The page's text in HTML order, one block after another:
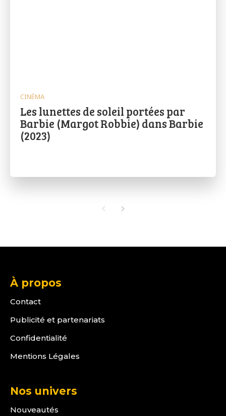
CINÉMA
Les lunettes de soleil portées par
Barbie (Margot Robbie) dans Barbie
(2023)
À propos
Contact
Publicité et partenariats
Confidentialité
Mentions Légales
Nos univers
Nouveautés